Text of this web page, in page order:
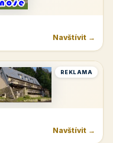
Navštívit →
REKLAMA
Navštívit →